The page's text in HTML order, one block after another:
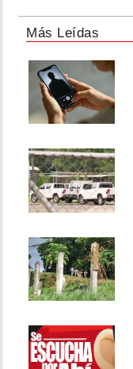
tras
inquietante
transmisión
Agosto
06,
2026
Pty
Audio
responde
disputa
de
regalías
y
canciones
JAPANESE
Agosto
Más Leídas